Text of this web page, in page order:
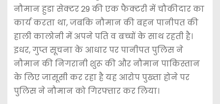
नौमान हुडा सेक्टर 29 की एक फैक्टरी में चौकीदार का
कार्य करता था, जबकि नौमान की बहन पानीपत की
हाली कालोनी में अपने पति व बच्चों के साथ रहती है।
इधर, गुप्त सूचना के आधार पर पानीपत पुलिस ने
नौमान की निगरानी शुरू की और नौमान पाकिस्तान
के लिए जासूसी कर रहा है यह आरोप पुख्ता होने पर
पुलिस ने नौमान को गिरफ्तार कर लिया।